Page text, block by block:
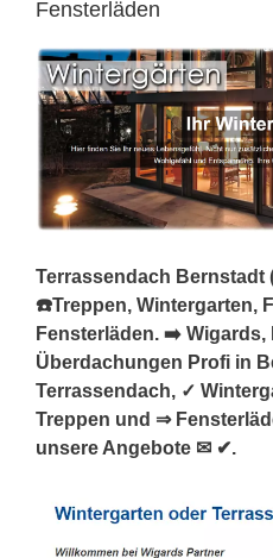
Fensterläden
Terrassendach Bernstadt
☎️Treppen, Wintergarten,
Fensterläden. ➡️
Überdachungen Profi in
Terrassendach, ✓
Treppen und ⇒
unsere Angebote ✉ ✔.